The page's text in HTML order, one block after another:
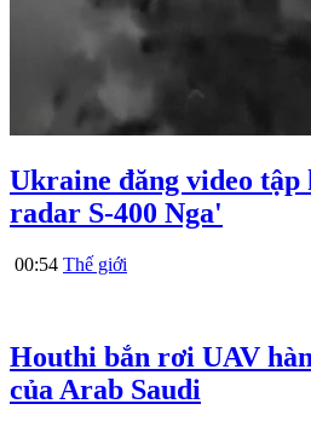
Ukraine đăng video tập
radar S-400 Nga'
00:54 Thế giới
Houthi bắn rơi UAV
của Arab Saudi